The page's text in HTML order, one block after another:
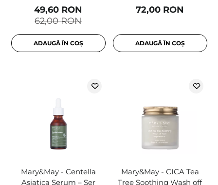
62,00 RON
49,60 RON
ADAUGĂ ÎN COȘ
72,00 RON
ADAUGĂ ÎN COȘ
Mary&May - Centella
Asiatica Serum – Ser
Mary&May - CICA Tea
Tree Soothing Wash off